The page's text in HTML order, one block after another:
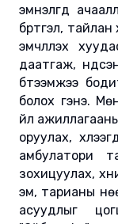
эмнэлгүүд
бүртгэл,
эмчлүүлэх
даатгаж,
бүтээмжээ
болох гэнэ.
үйл
оруулах,
амбулатори
зохицуулах,
эм, тарианы
асуудлыг